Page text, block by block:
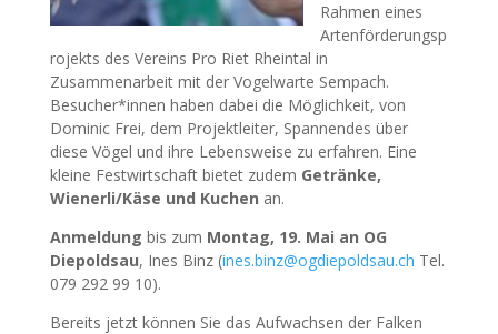
Rahmen eines
Artenförderungsp
rojekts des Vereins Pro Riet Rheintal in
Zusammenarbeit mit der Vogelwarte Sempach.
Besucher*innen haben dabei die Möglichkeit, von
Dominic Frei, dem Projektleiter, Spannendes über
diese Vögel und ihre Lebensweise zu erfahren. Eine
kleine Festwirtschaft bietet zudem Getränke,
Wienerli/Käse und Kuchen an.
Anmeldung bis zum Montag, 19. Mai an OG
Diepoldsau, Ines Binz (ines.binz@ogdiepoldsau.ch Tel.
079 292 99 10).
Bereits jetzt können Sie das Aufwachsen der Falken